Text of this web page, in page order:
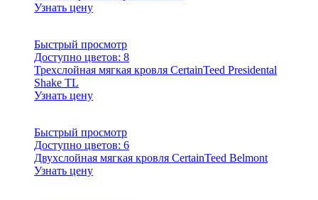
Узнать цену
Быстрый просмотр
Доступно цветов: 8
Трехслойная мягкая кровля CertainTeed Presidental
Shake TL
Узнать цену
Быстрый просмотр
Доступно цветов: 6
Двухслойная мягкая кровля CertainTeed Belmont
Узнать цену